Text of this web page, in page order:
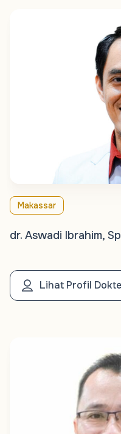
Makassar
dr. Aswadi Ibrahim,
Lihat Profil